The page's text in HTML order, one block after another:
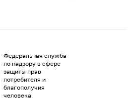
Федеральная служба
по надзору в сфере
защиты прав
потребителя и
благополучия
человека